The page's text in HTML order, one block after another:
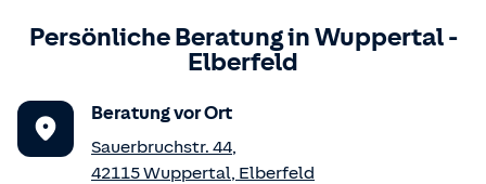
Persönliche Beratung inWuppertal -
Elberfeld
Beratung vor Ort
Sauerbruchstr. 44,
42115Wuppertal, Elberfeld